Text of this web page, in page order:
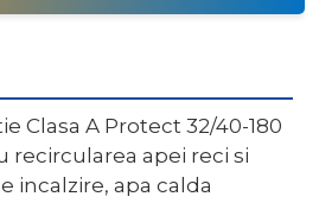
Clasa A Protect 32/40-180
recircularea apei reci si
incalzire, apa calda